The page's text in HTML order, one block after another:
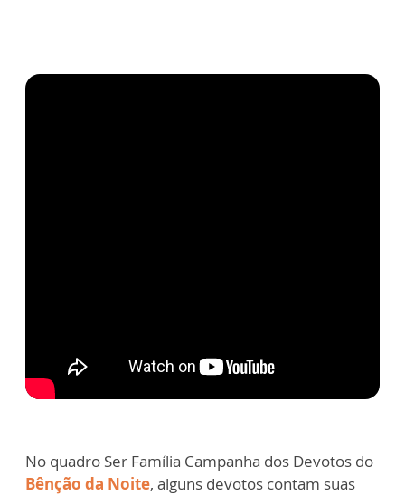
No quadro Ser Família Campanha dos Devotos do
Bênção da Noite, alguns devotos contam suas